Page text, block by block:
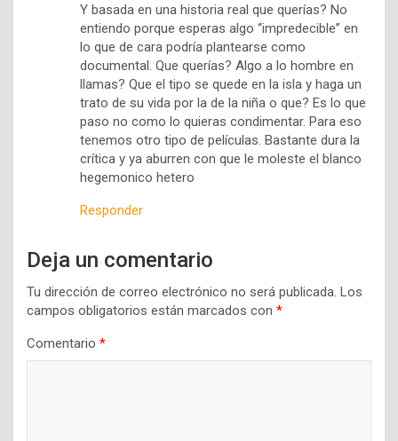
Y basada en una historia real que querías? No
entiendo porque esperas algo “impredecible” en
lo que de cara podría plantearse como
documental. Que querías? Algo a lo hombre en
llamas? Que el tipo se quede en la isla y haga un
trato de su vida por la de la niña o que? Es lo que
paso no como lo quieras condimentar. Para eso
tenemos otro tipo de películas. Bastante dura la
crítica y ya aburren con que le moleste el blanco
hegemonico hetero
Responder
Deja un comentario
Tu dirección de correo electrónico no será publicada. Los
campos obligatorios están marcados con *
Comentario *